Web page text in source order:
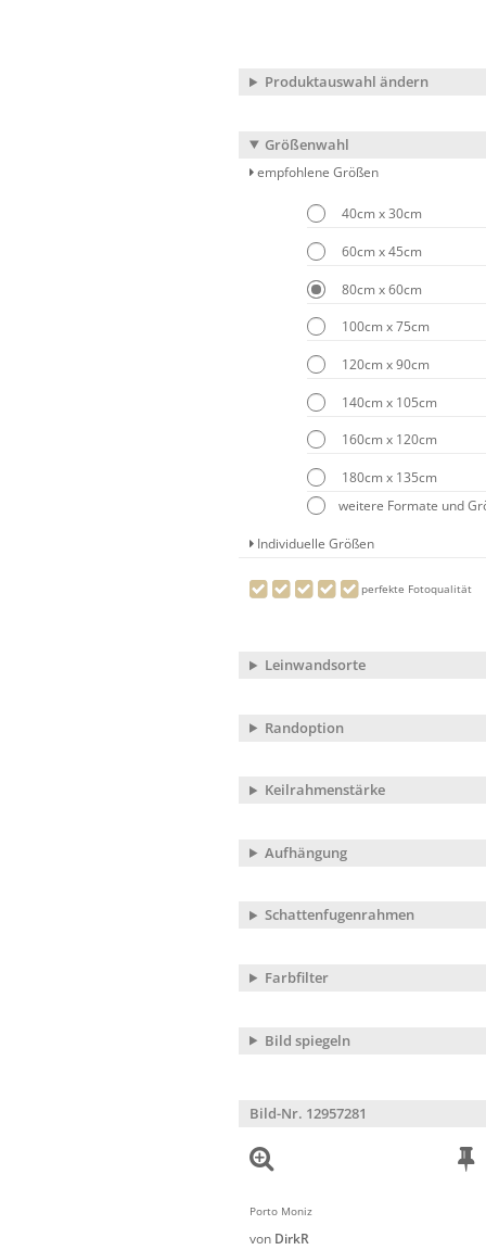
Produktauswahl ändern
Größenwahl
empfohlene Größen
40cm x 30cm
60cm x 45cm
80cm x 60cm
100cm x 75cm
120cm x 90cm
140cm x 105cm
160cm x 120cm
180cm x 135cm
weitere Formate und
Individuelle Größen
perfekte Fotoqualität
Leinwandsorte
Randoption
Keilrahmenstärke
Aufhängung
Schattenfugenrahmen
Farbfilter
Bild spiegeln
Bild-Nr. 12957281
Porto Moniz
von DirkR